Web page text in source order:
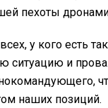
пехоты
у кого есть
ситуацию и
наших позиций.